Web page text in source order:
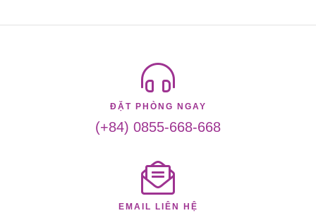
ĐẶT PHÒNG NGAY
(+84) 0855-668-668
EMAIL LIÊN HỆ